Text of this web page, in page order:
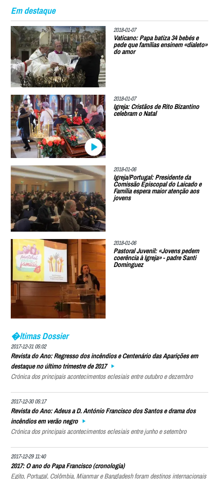
Em destaque
2018-01-07
Vaticano: Papa batiza 34 bebés e
pede que famílias ensinem «dialeto»
do amor
2018-01-07
Igreja: Cristãos de Rito Bizantino
celebram o Natal
2018-01-06
Igreja/Portugal: Presidente da
Comissão Episcopal do Laicado e
Família espera maior atenção aos
jovens
2018-01-06
Pastoral Juvenil: «Jovens pedem
coerência à Igreja» - padre Santi
Dominguez
�ltimas Dossier
2017-12-31 05:02
Revista do Ano: Regresso dos incêndios e Centenário das Aparições em
destaque no último trimestre de 2017
Crónica dos principais acontecimentos eclesiais entre outubro e dezembro
2017-12-30 05:17
Revista do Ano: Adeus a D. António Francisco dos Santos e drama dos
incêndios em verão negro
Crónica dos principais acontecimentos eclesiais entre junho e setembro
2017-12-29 11:40
2017: O ano do Papa Francisco (cronologia)
Egito, Portugal, Colômbia, Mianmar e Bangladesh foram destinos internacionais